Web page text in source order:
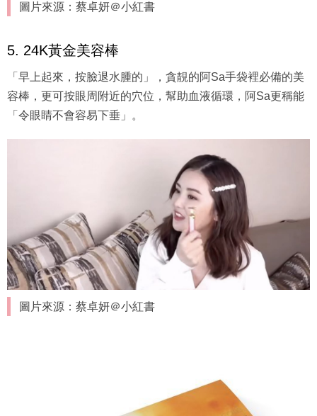
圖片來源：蔡卓妍＠小紅書
5. 24K黃金美容棒
「早上起來，按臉退水腫的」，貪靚的阿Sa手袋裡必備的美
容棒，更可按眼周附近的穴位，幫助血液循環，阿Sa更稱能
「令眼睛不會容易下垂」。
圖片來源：蔡卓妍＠小紅書